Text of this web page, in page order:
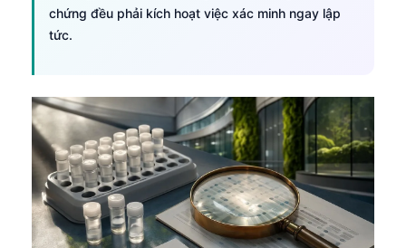
chứng đều phải kích hoạt việc xác minh ngay lập
tức.